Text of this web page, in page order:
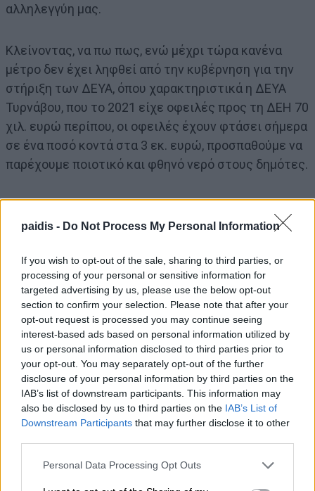
paidis - Do Not Process My Personal Information
If you wish to opt-out of the sale, sharing to third parties, or
processing of your personal or sensitive information for
targeted advertising by us, please use the below opt-out
section to confirm your selection. Please note that after your
opt-out request is processed you may continue seeing
interest-based ads based on personal information utilized by
us or personal information disclosed to third parties prior to
your opt-out. You may separately opt-out of the further
disclosure of your personal information by third parties on the
IAB’s list of downstream participants. This information may
also be disclosed by us to third parties on the IAB’s List of
Downstream Participants that may further disclose it to other
Personal Data Processing Opt Outs
αλληλεγγύη μας.
Κλείνοντας, να πω πως, ενώ μέχρι τώρα κανένα
μέτρο δεν έχει ληφθεί από την κυβέρνηση για την
στήριξη των ΔΕΥΑ, όπου χαρακτηριστικά η ΔΕΥΑ
Τυρνάβου, που το 2021 είχε οφειλές προς τη ΔΕΗ 70
χιλ. ευρώ περίπου, οι οφειλές έχουν φτάσει σήμερα
σε ένα ποσό κοντά στα 3 εκ. ευρώ, προσπαθούμε να
παρέχουμε ποιοτικό και φθηνό νερό στους δημότες.
ευρώ, από τις χαμηλότερες πανελλαδικά, οι
και επιπλέον δεν ισχύει το τέλος του 80% του
άρθρου 25 του ν. 1069/1980.
Η ΔΕΥΑ Τυρνάβου, εκτός από το χρέος προς τη ΔΕΗ
δεν έχει άλλες εκκρεμότητες και οφειλές, ούτε
δανειακές, ούτε προς το δημόσιο και προς τρίτους.
Και συνεχίζει, παρά το σημερινό σφιχτό νομικό
πλαίσιο που βάζει πολύ μεγάλα εμπόδια, να εξαντλεί
όλα τα περιθώρια που υπάρχουν προκειμένου να
με όλα τα μέσα των λαϊκών οικογενειών. Με